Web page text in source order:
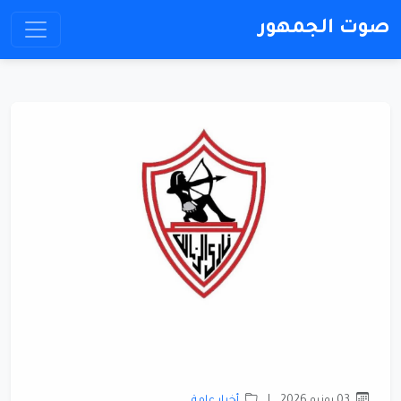
صوت الجمهور